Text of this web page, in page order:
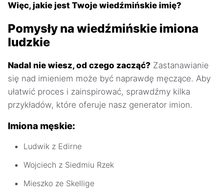
Więc, jakie jest Twoje wiedźmińskie imię?
Pomysły na wiedźmińskie imiona
ludzkie
Nadal nie wiesz, od czego zacząć? Zastanawianie
się nad imieniem może być naprawdę męczące. Aby
ułatwić proces i zainspirować, sprawdźmy kilka
przykładów, które oferuje nasz generator imion.
Imiona męskie:
Ludwik z Edirne
Wojciech z Siedmiu Rzek
Mieszko ze Skellige